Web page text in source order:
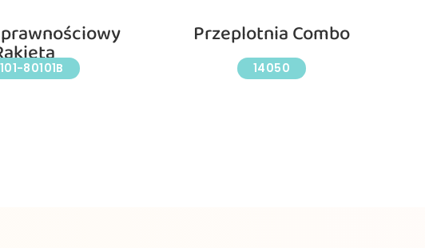
80101B
Przeplotnia Combo
14050